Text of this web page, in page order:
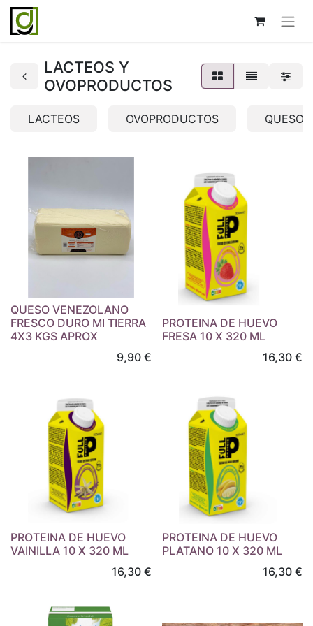
LACTEOS Y
OVOPRODUCTOS
LACTEOS OVOPRODUCTOS QUESOS
QUESO VENEZOLANO
FRESCO DURO MI TIERRA
4X3 KGS APROX
9,90€
PROTEINA DE HUEVO
FRESA 10 X 320 ML
16,30 €
PROTEINA DE HUEVO
VAINILLA 10 X 320 ML
16,30€
PROTEINA DE HUEVO
PLATANO 10 X 320 ML
16,30 €